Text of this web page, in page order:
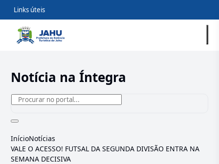
Links úteis
Notícia na Íntegra
InícioNotícias
VALE O ACESSO! FUTSAL DA SEGUNDA DIVISÃO ENTRA NA
SEMANA DECISIVA